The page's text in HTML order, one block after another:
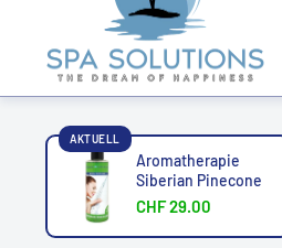
AKTUELL
Aromatherapie
Siberian Pinecone
CHF 29.00